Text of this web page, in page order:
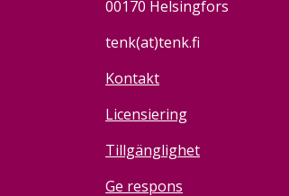
00170 Helsingfors
tenk(at)tenk.fi
Kontakt
Licensiering
Tillgänglighet
Ge respons